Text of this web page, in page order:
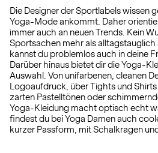
Die Designer der Sportlabels wissen
Yoga-Mode ankommt. Daher
immer auch an neuen Trends. Kein
Sportsachen mehr als alltagstauglich
kannst du problemlos auch in deine
Darüber hinaus bietet dir die Yoga-
Auswahl. Von unifarbenen, cleanen
Logoaufdruck, über Tights und
zarten Pastelltönen oder
Yoga-Kleidung macht optisch echt
findest du bei Yoga Damen auch
kurzer Passform, mit Schalkragen